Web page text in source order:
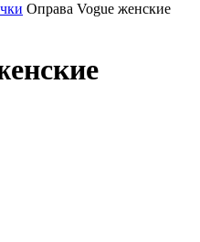
Оправа Vogue женские